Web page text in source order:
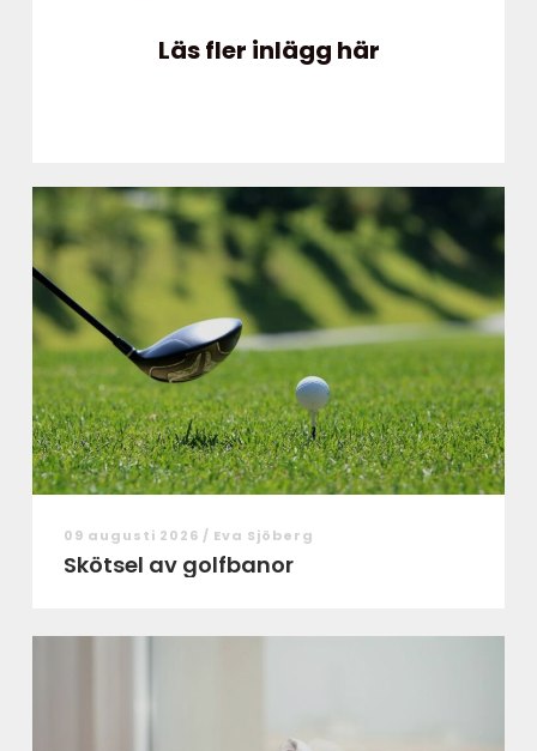
Läs fler inlägg här
09 augusti 2026 / Eva Sjöberg
Skötsel av golfbanor